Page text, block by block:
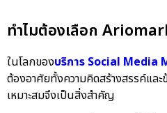
ทำไมต้องเลือก
ในโลกของบริการ Social Media
ต้องอาศัยทั้งความคิดสร้างสรรค์แล
เหมาะสมจึงเป็นสิ่งสำคัญ